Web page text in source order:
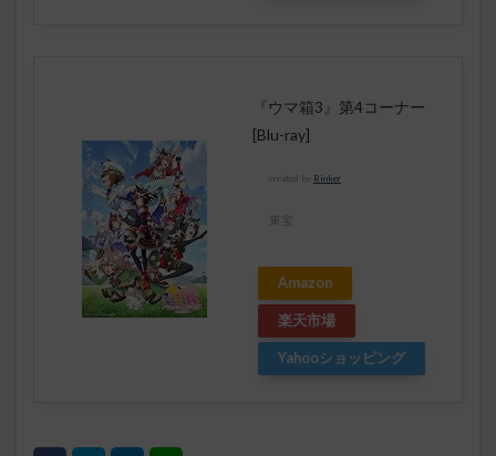
『ウマ箱3』第4コーナー
[Blu-ray]
created by Rinker
東宝
Amazon
楽天市場
Yahooショッピング